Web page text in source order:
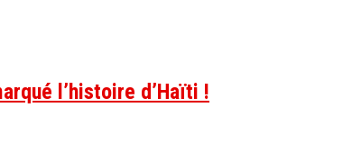
l’histoire d’Haïti !